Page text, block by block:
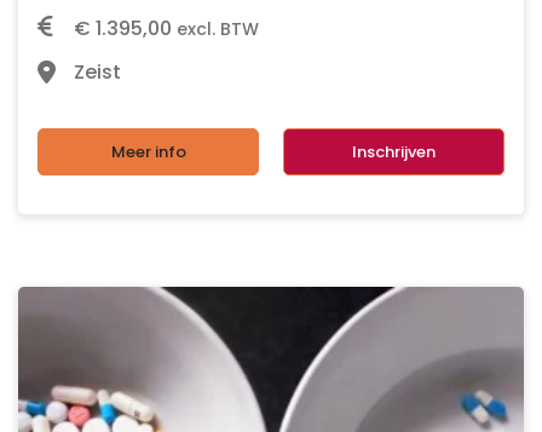
€ 1.395,00 excl. BTW
Zeist
Meer info Inschrijven